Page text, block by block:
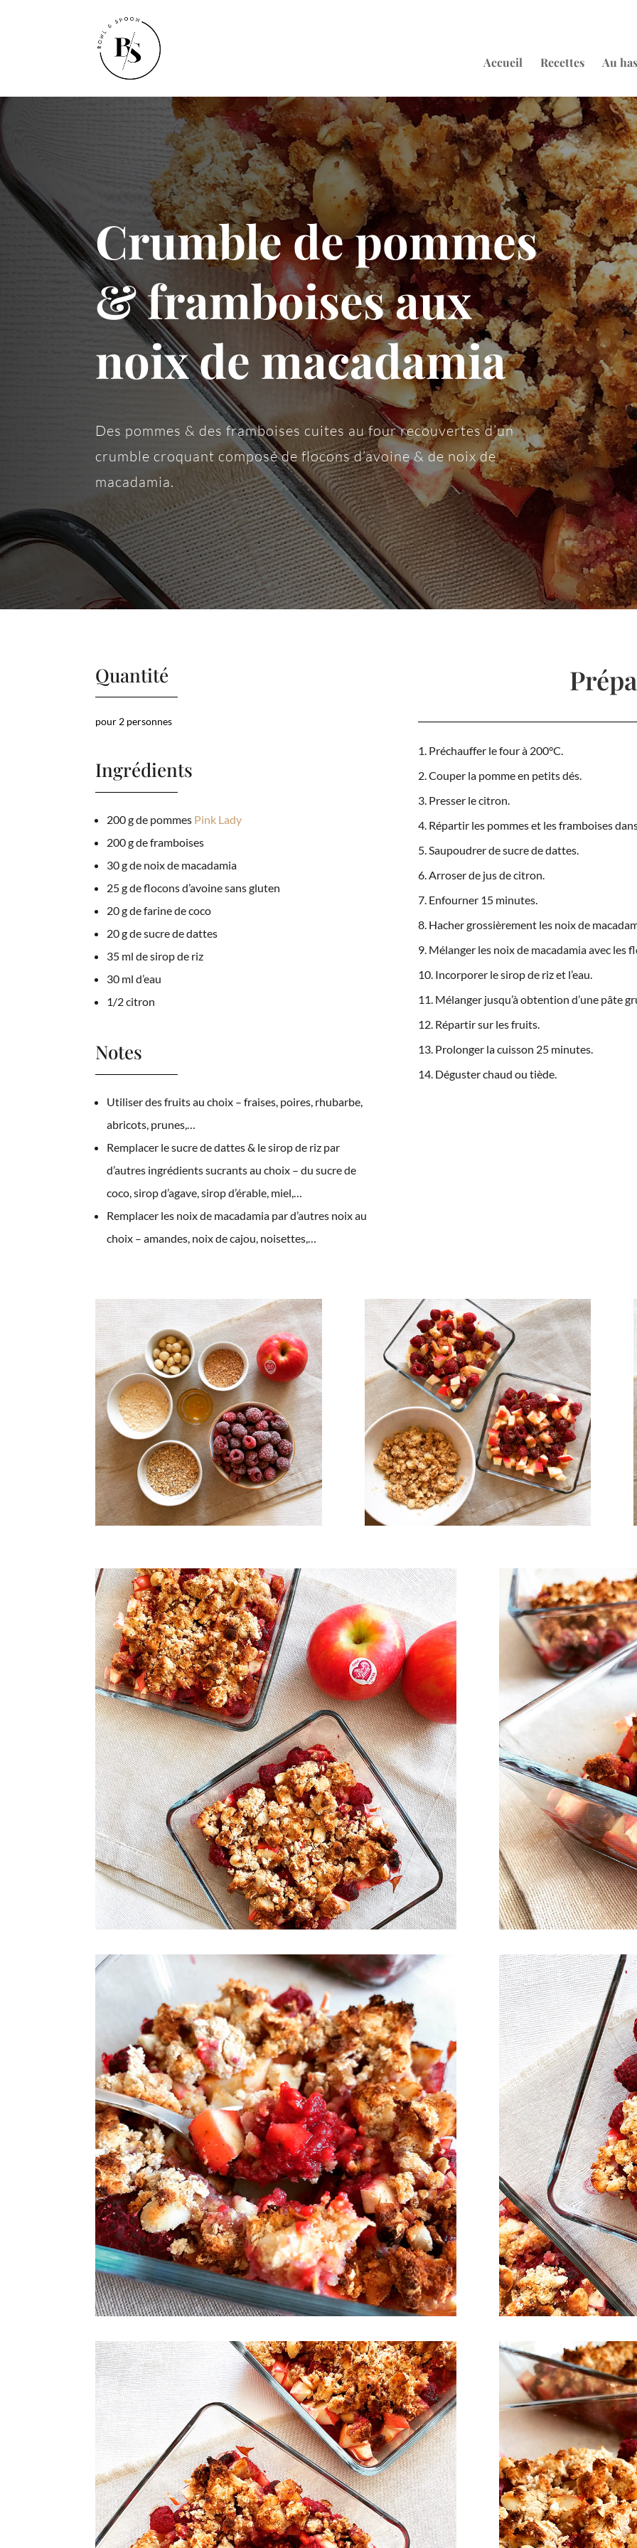
Accueil Recettes Au
Crumble de pommes
& framboises aux
noix de macadamia
Des pommes & des framboises cuites au four recouvertes d’un
crumble croquant composé de flocons d’avoine & de noix de
macadamia.
Quantité
pour 2 personnes
Ingrédients
200 g de pommes Pink Lady
200 g de framboises
30 g de noix de macadamia
25 g de flocons d’avoine sans gluten
20 g de farine de coco
20 g de sucre de dattes
35 ml de sirop de riz
30 ml d’eau
1/2 citron
Notes
Utiliser des fruits au choix – fraises, poires, rhubarbe,
abricots, prunes,…
Remplacer le sucre de dattes & le sirop de riz par
d’autres ingrédients sucrants au choix – du sucre de
coco, sirop d’agave, sirop d’érable, miel,…
Remplacer les noix de macadamia par d’autres noix au
choix – amandes, noix de cajou, noisettes,…
Préchauffer le four à 200°C.
Couper la pomme en petits dés.
Presser le citron.
Répartir les pommes et les framboises
Saupoudrer de sucre de dattes.
Arroser de jus de citron.
Enfourner 15 minutes.
Hacher grossièrement les noix de
Mélanger les noix de macadamia avec les
Incorporer le sirop de riz et l’eau.
Mélanger jusqu’à obtention d’une pâte
Répartir sur les fruits.
Prolonger la cuisson 25 minutes.
Déguster chaud ou tiède.